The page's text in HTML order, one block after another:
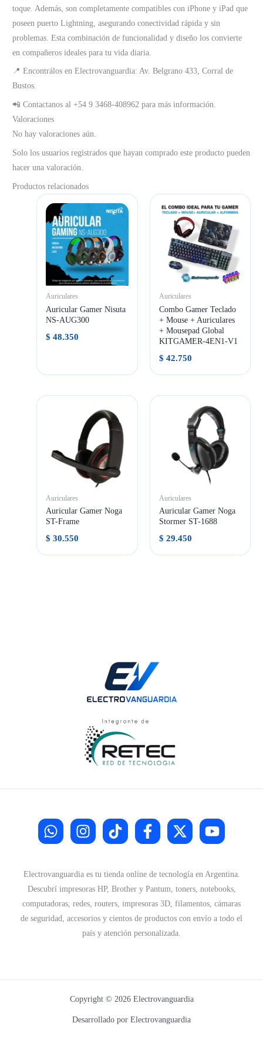
toque. Además, son completamente compatibles con iPhone y iPad que
poseen puerto Lightning, asegurando conectividad rápida y sin
problemas. Esta combinación de funcionalidad y diseño los convierte
en compañeros ideales para tu vida diaria.
📍 Encontrálos en Electrovanguardia: Av. Belgrano 433, Corral de
Bustos.
📲 Contactanos al +54 9 3468-408962 para más información.
Valoraciones
No hay valoraciones aún.
Solo los usuarios registrados que hayan comprado este producto pueden
hacer una valoración.
Productos relacionados
Auriculares
Auricular Gamer Nisuta
NS-AUG300
$ 48.350
Auriculares
Combo Gamer Teclado
+ Mouse + Auriculares
+ Mousepad Global
KITGAMER-4EN1-V1
$ 42.750
Auriculares
Auricular Gamer Noga
ST-Frame
$ 30.550
Auriculares
Auricular Gamer Noga
Stormer ST-1688
$ 29.450
Electrovanguardia es tu tienda online de tecnología en Argentina.
Descubrí impresoras HP, Brother y Pantum, toners, notebooks,
computadoras, redes, routers, impresoras 3D, filamentos, cámaras
de seguridad, accesorios y cientos de productos con envío a todo el
país y atención personalizada.
Copyright © 2026 Electrovanguardia
Desarrollado por Electrovanguardia